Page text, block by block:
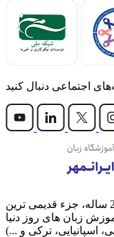
موسسه زبان ایرانمهر با سابقه‌ 20 ساله، جزء قدیمی ترین
زبان های روز دنیا
اسپانیایی، ترکی و ...)